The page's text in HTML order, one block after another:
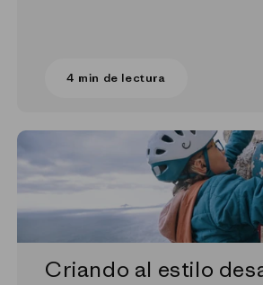
4 min de lectura
Criando al estilo